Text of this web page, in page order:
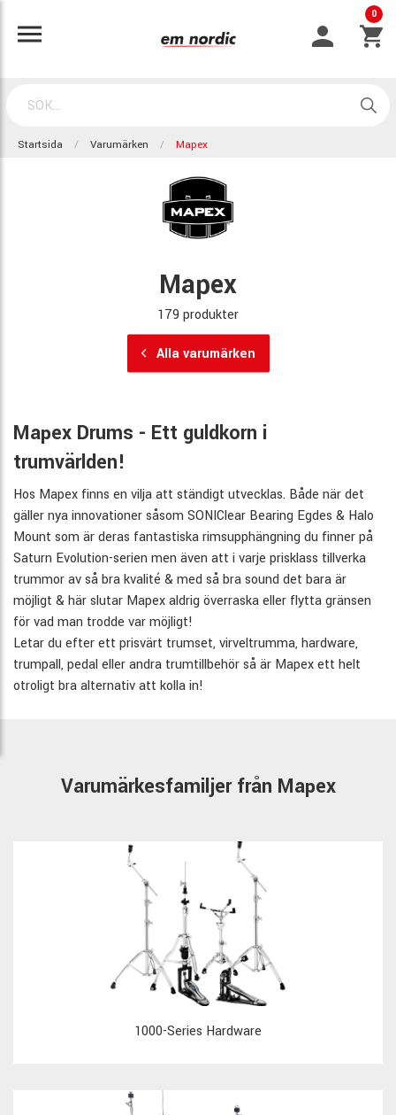
0
Startsida Varumärken Mapex
Mapex
179 produkter
Alla varumärken
Mapex Drums - Ett guldkorn i
trumvärlden!
Hos Mapex finns en vilja att ständigt utvecklas. Både när det
gäller nya innovationer såsom SONIClear Bearing Egdes & Halo
Mount som är deras fantastiska rimsupphängning du finner på
Saturn Evolution-serien men även att i varje prisklass tillverka
trummor av så bra kvalité & med så bra sound det bara är
möjligt & här slutar Mapex aldrig överraska eller flytta gränsen
för vad man trodde var möjligt!
Letar du efter ett prisvärt trumset, virveltrumma, hardware,
trumpall, pedal eller andra trumtillbehör så är Mapex ett helt
otroligt bra alternativ att kolla in!
Varumärkesfamiljer från Mapex
1000-Series Hardware